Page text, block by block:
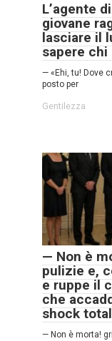
L’agente
giovane
lasciare il
sapere chi
— «Ehi, tu! Dove
posto per
Gentilezza
— Non è
pulizie e,
e ruppe il
che
shock
— Non è morta!